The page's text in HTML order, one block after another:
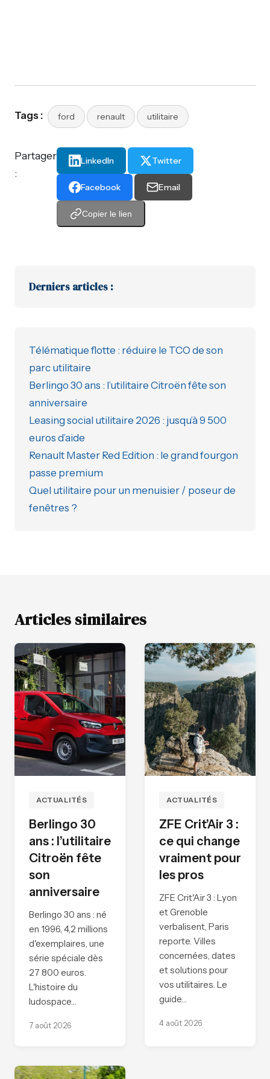
Tags : ford renault utilitaire
Partager
:
LinkedIn Twitter
Facebook Email
Copier le lien
Derniers articles :
Télématique flotte : réduire le TCO de son
parc utilitaire
Berlingo 30 ans : l’utilitaire Citroën fête son
anniversaire
Leasing social utilitaire 2026 : jusqu’à 9 500
euros d’aide
Renault Master Red Edition : le grand fourgon
passe premium
Quel utilitaire pour un menuisier / poseur de
fenêtres ?
Articles similaires
ACTUALITÉS
Berlingo 30
ans : l’utilitaire
Citroën fête
son
anniversaire
Berlingo 30 ans : né
en 1996, 4,2 millions
d'exemplaires, une
série spéciale dès
27 800 euros.
L'histoire du
ludospace…
7 août 2026
ACTUALITÉS
ZFE Crit’Air 3 :
ce qui change
vraiment pour
les pros
ZFE Crit'Air 3 : Lyon
et Grenoble
verbalisent, Paris
reporte. Villes
concernées, dates
et solutions pour
vos utilitaires. Le
guide…
4 août 2026